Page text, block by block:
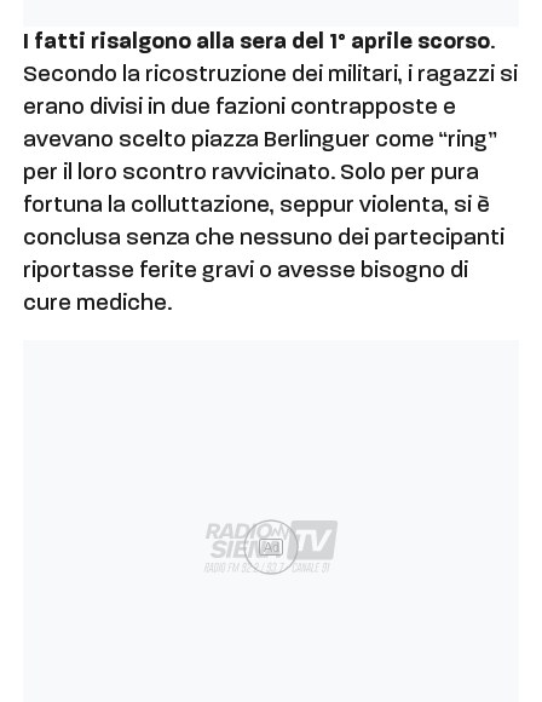
I fatti risalgono alla sera del 1° aprile scorso.
Secondo la ricostruzione dei militari, i ragazzi si
erano divisi in due fazioni contrapposte e
avevano scelto piazza Berlinguer come “ring”
per il loro scontro ravvicinato. Solo per pura
fortuna la colluttazione, seppur violenta, si è
conclusa senza che nessuno dei partecipanti
riportasse ferite gravi o avesse bisogno di
cure mediche.
Ad